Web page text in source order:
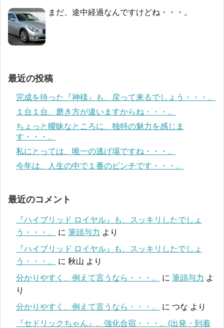
まだ、途中経過なんですけどね・・・。
最近の投稿
完成を待った『神様』も、戻って来るでしょう・・・。
１台１台、磨き方が違いますからね・・・。
ちょっと曖昧なところに、独特の魅力を感じま
す・・・。
私にとっては、唯一の逃げ場ですね・・・。
今年は、人生の中で１番のピンチです・・・。
最近のコメント
『ハイブリッド ロイヤル』も、スッキリしたでしょ
う・・・。
に 筆頭与力 より
『ハイブリッド ロイヤル』も、スッキリしたでしょ
う・・・。
に 秋山 より
分かりやすく、例えて言うなら・・・。
に 筆頭与力 よ
り
分かりやすく、例えて言うなら・・・。
に つな より
『セドリックちゃん』、強化合宿・・・。(出発・到着